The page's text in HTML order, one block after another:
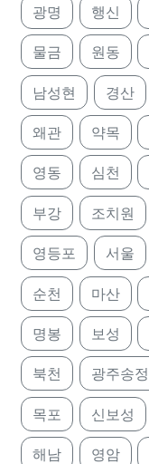
광명 행신
물금 원동
남성현 경산
왜관 약목
영동 심천
부강 조치원
영등포 서울
순천 마산
명봉 보성
북천 광주송정
목포 신보성
해남 영암